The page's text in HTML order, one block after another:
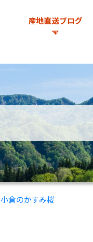
産地直送ブログ
小倉のかすみ桜